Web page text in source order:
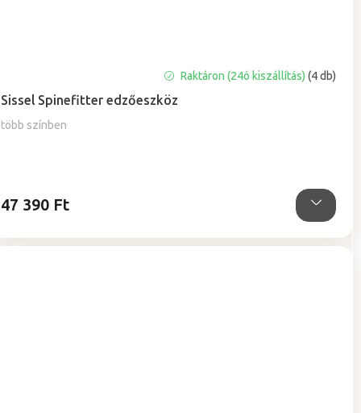
Sissel Spinefitter edzőeszköz
több színben
termék
átlagos
értékelése
Raktáron (24ó kiszállítás)(4 db)
47 390 Ft